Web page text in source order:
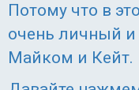
Потому что в
очень личный
Майком и Кейт.